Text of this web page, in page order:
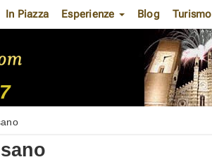
In Piazza Esperienze Blog Turismo